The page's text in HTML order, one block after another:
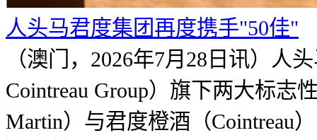
人头马君度集团再度携手"50佳"
（澳门，2026年7月28日讯）人
Cointreau Group）旗下两大标志
Martin）与君度橙酒（Cointreau